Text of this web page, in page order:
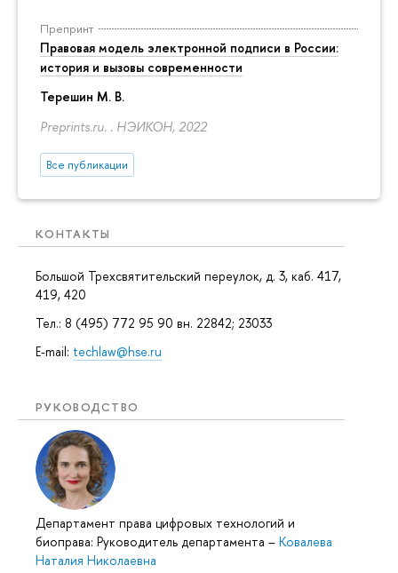
Препринт
Правовая модель электронной подписи в России:
история и вызовы современности
Терешин М. В.
Preprints.ru. . НЭИКОН, 2022
Все публикации
КОНТАКТЫ
Большой Трехсвятительский переулок, д. 3, каб. 417,
419, 420
Тел.: 8 (495) 772 95 90 вн. 22842; 23033
E-mail: techlaw@hse.ru
РУКОВОДСТВО
Департамент права цифровых технологий и
биоправа: Руководитель департамента – Ковалева
Наталия Николаевна